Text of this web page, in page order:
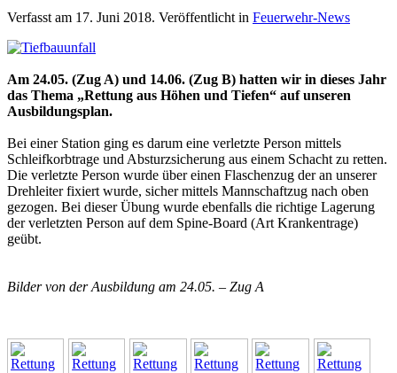
Verfasst am 17. Juni 2018. Veröffentlicht in Feuerwehr-News
Am 24.05. (Zug A) und 14.06. (Zug B) hatten wir in dieses Jahr
das Thema „Rettung aus Höhen und Tiefen“ auf unseren
Ausbildungsplan.
Bei einer Station ging es darum eine verletzte Person mittels
Schleifkorbtrage und Absturzsicherung aus einem Schacht zu retten.
Die verletzte Person wurde über einen Flaschenzug der an unserer
Drehleiter fixiert wurde, sicher mittels Mannschaftzug nach oben
gezogen. Bei dieser Übung wurde ebenfalls die richtige Lagerung
der verletzten Person auf dem Spine-Board (Art Krankentrage)
geübt.
Bilder von der Ausbildung am 24.05. – Zug A